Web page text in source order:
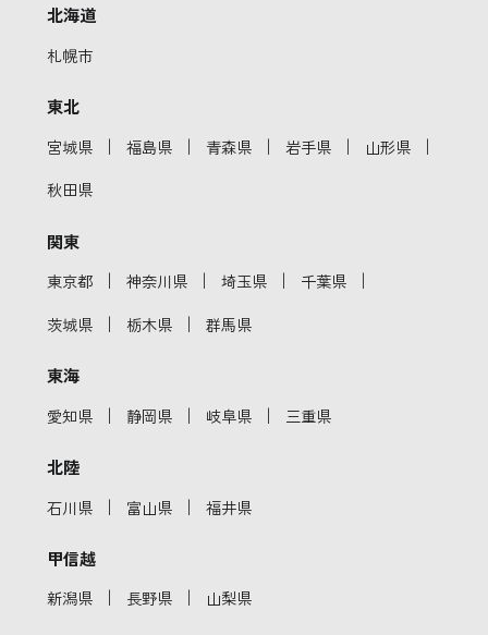
北海道
札幌市
東北
宮城県 ｜ 福島県 ｜ 青森県 ｜ 岩手県 ｜ 山形県 ｜
秋田県
関東
東京都 ｜ 神奈川県 ｜ 埼玉県 ｜ 千葉県 ｜
茨城県 ｜ 栃木県 ｜ 群馬県
東海
愛知県 ｜ 静岡県 ｜ 岐阜県 ｜ 三重県
北陸
石川県 ｜ 富山県 ｜ 福井県
甲信越
新潟県 ｜ 長野県 ｜ 山梨県